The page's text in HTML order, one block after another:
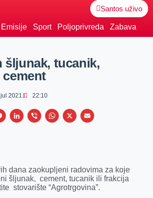
Santos uživo
Emisije Sport Poljoprivreda Zabava
šljunak, tucanik,
2021. 22:10
M
e
n
L
e
d
V
r
W
s
A
X
E
l
dana zaokupljeni radovima za koje
šljunak, cement, tucanik ili frakcija
stovarište “Agrotrgovina”.